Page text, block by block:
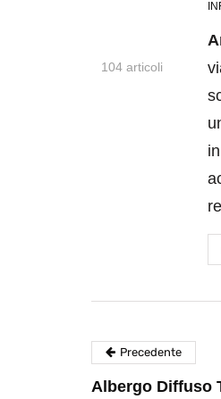
104 articoli
Precedente
Albergo Diffuso